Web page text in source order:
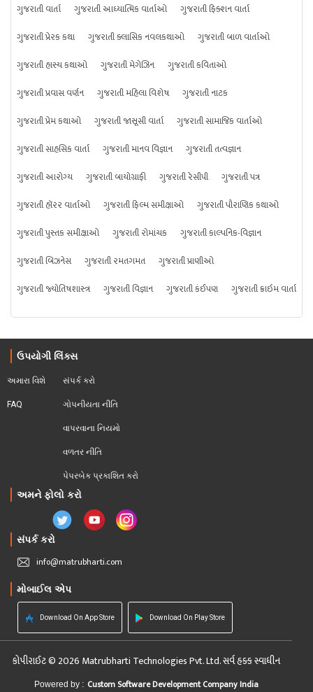
ગુજરાતી વાર્તા ગુજરાતી આધ્યાત્મિક વાર્તાઓ
ગુજરાતી ફિક્શન વાર્તા
ગુજરાતી પ્રેરક કથા
ગુજરાતી ક્લાસિક નવલકથાઓ
ગુજરાતી બાળ વાર્તાઓ
ગુજરાતી હાસ્ય કથાઓ
ગુજરાતી મેગેઝિન
ગુજરાતી કવિતાઓ
ગુજરાતી પ્રવાસ વર્ણન
ગુજરાતી મહિલા વિશેષ
ગુજરાતી નાટક
ગુજરાતી પ્રેમ કથાઓ
ગુજરાતી જાસૂસી વાર્તા
ગુજરાતી સામાજિક વાર્તાઓ
ગુજરાતી સાહસિક વાર્તા
ગુજરાતી માનવ વિજ્ઞાન
ગુજરાતી તત્વજ્ઞાન
ગુજરાતી આરોગ્ય
ગુજરાતી બાયોગ્રાફી ગુજરાતી રેસીપી
ગુજરાતી પત્ર
ગુજરાતી હૉરર વાર્તાઓ
ગુજરાતી ફિલ્મ સમીક્ષાઓ
ગુજરાતી પૌરાણિક કથાઓ
ગુજરાતી પુસ્તક સમીક્ષાઓ
ગુજરાતી રોમાંચક
ગુજરાતી કાલ્પનિક-વિજ્ઞાન
ગુજરાતી બિઝનેસ
ગુજરાતી રમતગમત
ગુજરાતી પ્રાણીઓ
ગુજરાતી જ્યોતિષશાસ્ત્ર
ગુજરાતી વિજ્ઞાન ગુજરાતી કંઈપણ ગુજરાતી ક્રાઇમ વાર્તા
ઉપયોગી લિંક્સ
અમારા વિશે
FAQ
સંપર્ક કરો
ગોપનીયતા નીતિ
વાપરવાના નિયમો
વળતર નીતિ
પેપરબેક પ્રકાશિત કરો
અમને ફોલો કરો
સંપર્ક કરો
info@matrubharti.com
મોબાઈલ એપ
Download On App Store Download On Play Store
કોપીરાઈટ © 2026 Matrubharti Technologies Pvt. Ltd. સર્વ હક્ક સ્વાધીન
Powered by : Custom Software Development Company India